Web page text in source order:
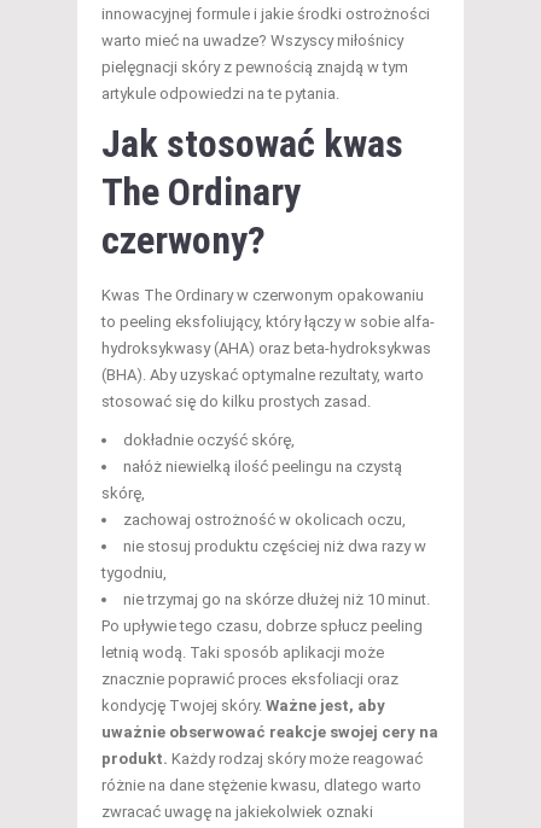
innowacyjnej formule i jakie środki ostrożności
warto mieć na uwadze? Wszyscy miłośnicy
pielęgnacji skóry z pewnością znajdą w tym
artykule odpowiedzi na te pytania.
Jak stosować kwas
The Ordinary
czerwony?
Kwas The Ordinary w czerwonym opakowaniu
to peeling eksfoliujący, który łączy w sobie alfa-
hydroksykwasy (AHA) oraz beta-hydroksykwas
(BHA). Aby uzyskać optymalne rezultaty, warto
stosować się do kilku prostych zasad.
dokładnie oczyść skórę,
nałóż niewielką ilość peelingu na czystą
skórę,
zachowaj ostrożność w okolicach oczu,
nie stosuj produktu częściej niż dwa razy w
tygodniu,
nie trzymaj go na skórze dłużej niż 10 minut.
Po upływie tego czasu, dobrze spłucz peeling
letnią wodą. Taki sposób aplikacji może
znacznie poprawić proces eksfoliacji oraz
kondycję Twojej skóry. Ważne jest, aby
uważnie obserwować reakcje swojej cery na
produkt. Każdy rodzaj skóry może reagować
różnie na dane stężenie kwasu, dlatego warto
zwracać uwagę na jakiekolwiek oznaki